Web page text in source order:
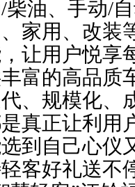
柴油、手动/
家用、改装
让用户悦享
富的高品质
、规模化、
真正让利用
到自己心仪
客好礼送不